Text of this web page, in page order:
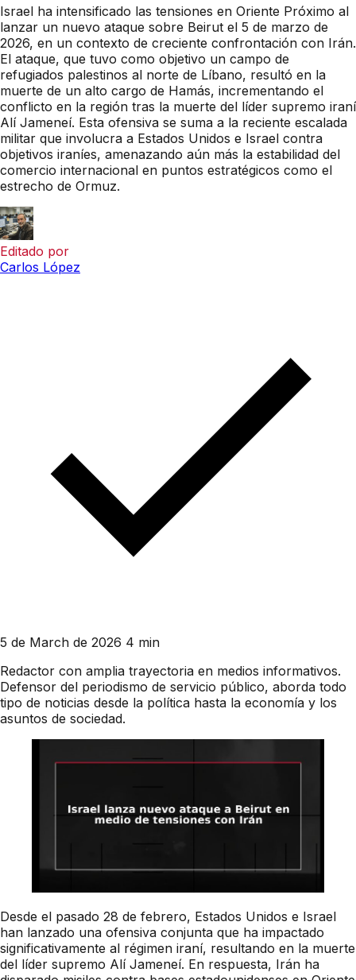
Israel ha intensificado las tensiones en Oriente Próximo al
lanzar un nuevo ataque sobre Beirut el 5 de marzo de
2026, en un contexto de creciente confrontación con Irán.
El ataque, que tuvo como objetivo un campo de
refugiados palestinos al norte de Líbano, resultó en la
muerte de un alto cargo de Hamás, incrementando el
conflicto en la región tras la muerte del líder supremo iraní
Alí Jameneí. Esta ofensiva se suma a la reciente escalada
militar que involucra a Estados Unidos e Israel contra
objetivos iraníes, amenazando aún más la estabilidad del
comercio internacional en puntos estratégicos como el
estrecho de Ormuz.
Editado por
Carlos López
5 de March de 2026 4 min
Redactor con amplia trayectoria en medios informativos.
Defensor del periodismo de servicio público, aborda todo
tipo de noticias desde la política hasta la economía y los
asuntos de sociedad.
Desde el pasado 28 de febrero, Estados Unidos e Israel
han lanzado una ofensiva conjunta que ha impactado
significativamente al régimen iraní, resultando en la muerte
del líder supremo Alí Jameneí. En respuesta, Irán ha